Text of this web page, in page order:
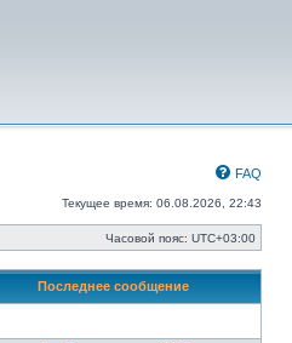
FAQ
Текущее время: 06.08.2026, 22:43
Часовой пояс: UTC+03:00
Последнее сообщение